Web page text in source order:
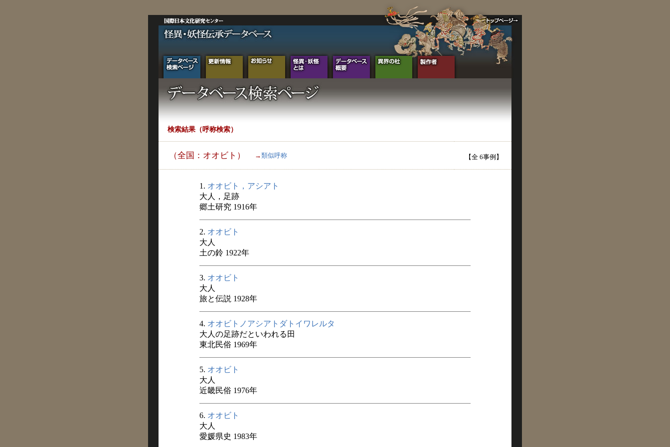
検索結果（呼称検索）
（全国：オオビト） →類似呼称 【全 6事例】
1. オオビト，アシアト
大人，足跡
郷土研究 1916年
2. オオビト
大人
土の鈴 1922年
3. オオビト
大人
旅と伝説 1928年
4. オオビトノアシアトダトイワレルタ
大人の足跡だといわれる田
東北民俗 1969年
5. オオビト
大人
近畿民俗 1976年
6. オオビト
大人
愛媛県史 1983年